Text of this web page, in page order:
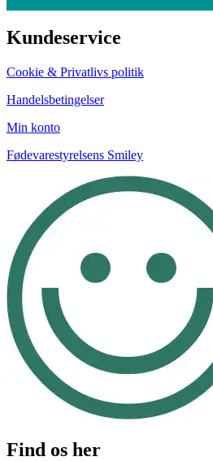
Kundeservice
Cookie & Privatlivs politik
Handelsbetingelser
Min konto
Fødevarestyrelsens Smiley
Find os her